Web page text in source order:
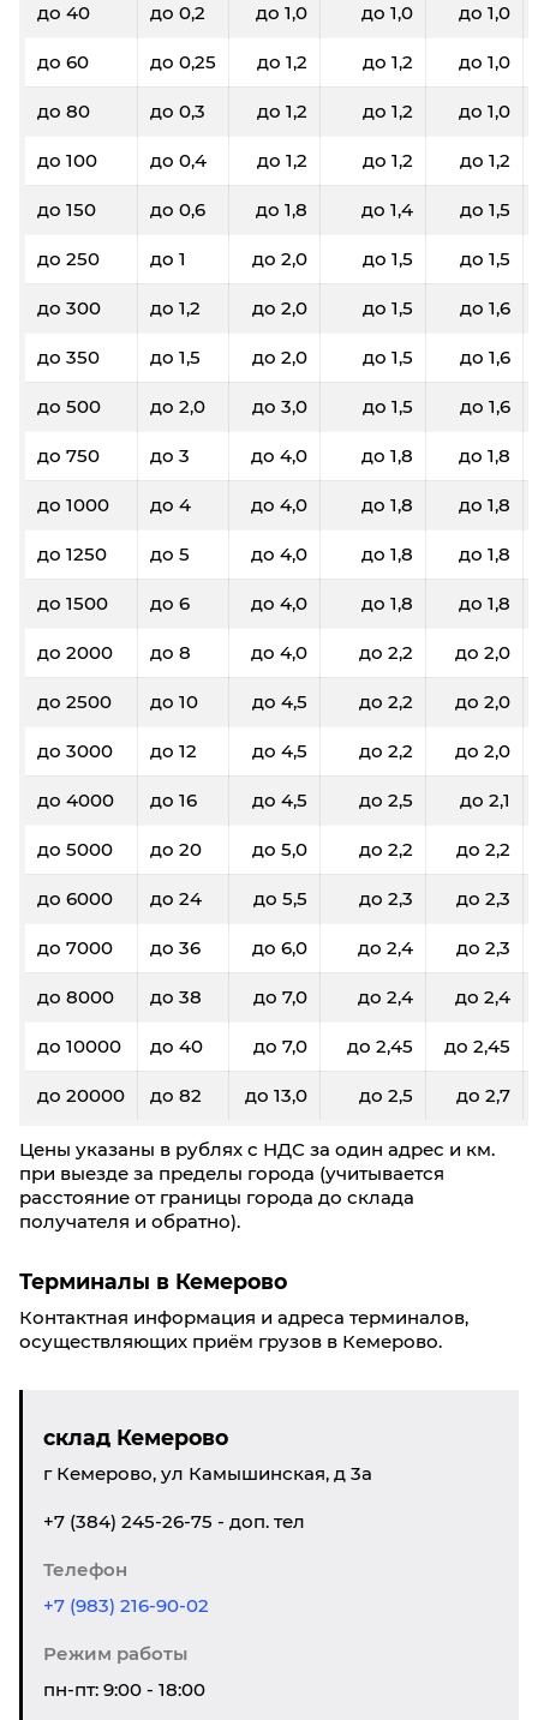
до 40 до 0,2 до 1,0 до 1,0 до 1,0
до 60 до 0,25 до 1,2 до 1,2 до 1,0
до 80 до 0,3 до 1,2 до 1,2 до 1,0
до 100 до 0,4 до 1,2 до 1,2 до 1,2
до 150 до 0,6 до 1,8 до 1,4 до 1,5
до 250 до 1 до 2,0 до 1,5 до 1,5
до 300 до 1,2 до 2,0 до 1,5 до 1,6
до 350 до 1,5 до 2,0 до 1,5 до 1,6
до 500 до 2,0 до 3,0 до 1,5 до 1,6
до 750 до 3 до 4,0 до 1,8 до 1,8
до 1000 до 4 до 4,0 до 1,8 до 1,8
до 1250 до 5 до 4,0 до 1,8 до 1,8
до 1500 до 6 до 4,0 до 1,8 до 1,8
до 2000 до 8 до 4,0 до 2,2 до 2,0
до 2500 до 10 до 4,5 до 2,2 до 2,0
до 3000 до 12 до 4,5 до 2,2 до 2,0
до 4000 до 16 до 4,5 до 2,5 до 2,1
до 5000 до 20 до 5,0 до 2,2 до 2,2
до 6000 до 24 до 5,5 до 2,3 до 2,3
до 7000 до 36 до 6,0 до 2,4 до 2,3
до 8000 до 38 до 7,0 до 2,4 до 2,4
до 10000 до 40 до 7,0 до 2,45 до 2,45
до 20000 до 82 до 13,0 до 2,5 до 2,7
Цены указаны в рублях с НДС за один адрес и км.
при выезде за пределы города (учитывается
расстояние от границы города до склада
получателя и обратно).
Терминалы в Кемерово
Контактная информация и адреса терминалов,
осуществляющих приём грузов в Кемерово.
склад Кемерово
г Кемерово, ул Камышинская, д 3а
+7 (384) 245-26-75 - доп. тел
Телефон
+7 (983) 216-90-02
Режим работы
пн-пт: 9:00 - 18:00